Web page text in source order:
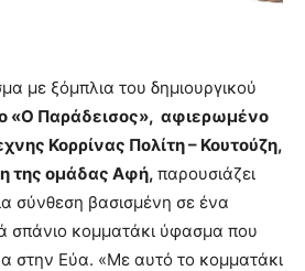
με ξόμπλια του δημιουργικού
«Ο Παράδεισος», αφιερωμένο
Κορρίνας Πολίτη – Κουτούζη,
της ομάδας Αφή, παρουσιάζει
σύνθεση βασισμένη σε ένα
σπάνιο κομματάκι ύφασμα που
στην Εύα. «Με αυτό το κομματάκι